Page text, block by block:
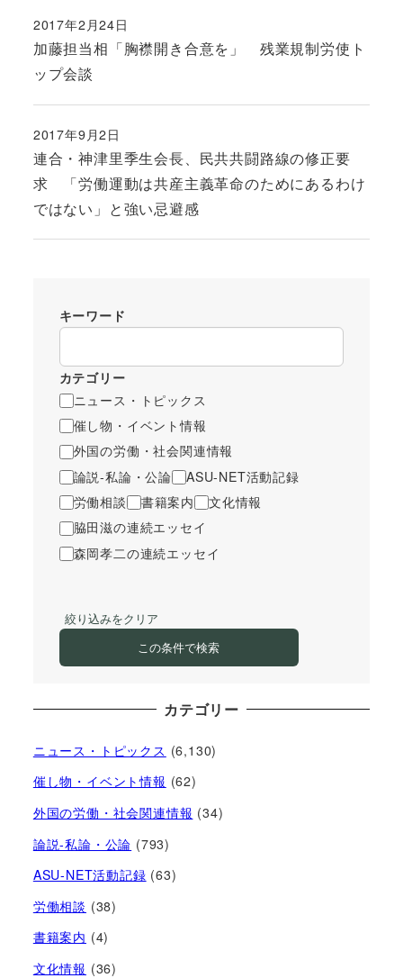
加藤担当相「胸襟開き合意を」 残業規制労使ト
ップ会談
投稿日
2017年2月24日
連合・神津里季生会長、民共共闘路線の修正要
求 「労働運動は共産主義革命のためにあるわけ
ではない」と強い忌避感
投稿日
2017年9月2日
キーワード
カテゴリー
ニュース・トピックス
催し物・イベント情報
外国の労働・社会関連情報
論説-私論・公論
ASU-NET活動記録
労働相談
書籍案内
文化情報
脇田滋の連続エッセイ
森岡孝二の連続エッセイ
絞り込みをクリア
この条件で検索
カテゴリー
ニュース・トピックス (6,130)
催し物・イベント情報 (62)
外国の労働・社会関連情報 (34)
論説-私論・公論 (793)
ASU-NET活動記録 (63)
労働相談 (38)
書籍案内 (4)
文化情報 (36)